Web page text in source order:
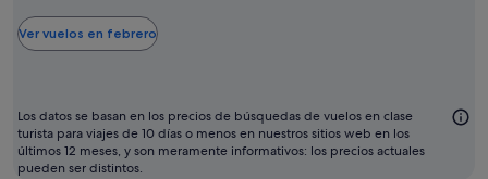
barato
para
suele
ser
febrero
Ver vuelos en febrero
Los datos se basan en los precios de búsquedas de vuelos en clase
turista para viajes de 10 días o menos en nuestros sitios web en los
últimos 12 meses, y son meramente informativos: los precios actuales
pueden ser distintos.